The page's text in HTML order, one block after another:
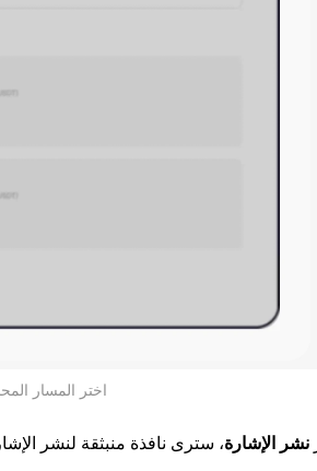
اختر المسار
نشر الإشارة، سترى نافذة منبثقة لنشر